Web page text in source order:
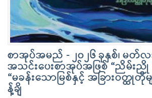
စာအုပ်အမည် - ၂၀၂၆ ခုနှစ်၊ မ
အသင်းပေးစာအုပ်အဖြစ် “ညိမ်း
“မခန်းသောမြစ်နှင့် အခြားဝတ္ထုတိုမ
န့်ချိ